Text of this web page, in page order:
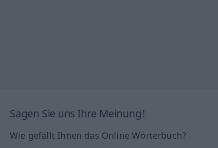
Sagen Sie uns Ihre Meinung!
Wie gefällt Ihnen das Online Wörterbuch?